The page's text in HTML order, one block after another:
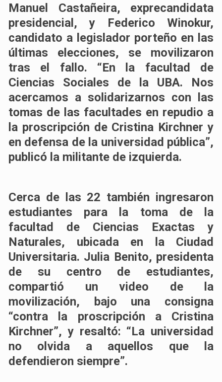
Manuel Castañeira, exprecandidata
presidencial, y Federico Winokur,
candidato a legislador porteño en las
últimas elecciones, se movilizaron
tras el fallo. “En la facultad de
Ciencias Sociales de la UBA. Nos
acercamos a solidarizarnos con las
tomas de las facultades en repudio a
la proscripción de Cristina Kirchner y
en defensa de la universidad pública”,
publicó la militante de izquierda.
Cerca de las 22 también ingresaron
estudiantes para la toma de la
facultad de Ciencias Exactas y
Naturales, ubicada en la Ciudad
Universitaria. Julia Benito, presidenta
de su centro de estudiantes,
compartió un video de la
movilización, bajo una consigna
“contra la proscripción a Cristina
Kirchner”, y resaltó: “La universidad
no olvida a aquellos que la
defendieron siempre”.